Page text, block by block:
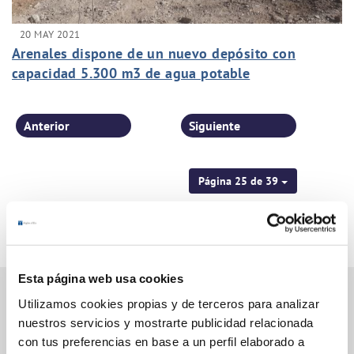
Esta página web usa cookies
Utilizamos cookies propias y de terceros para analizar
nuestros servicios y mostrarte publicidad relacionada
con tus preferencias en base a un perfil elaborado a
20 MAY 2021
Arenales dispone de un nuevo depósito con
capacidad 5.300 m3 de agua potable
Página 25 de 39
Anterior Siguiente
Gestiones Online